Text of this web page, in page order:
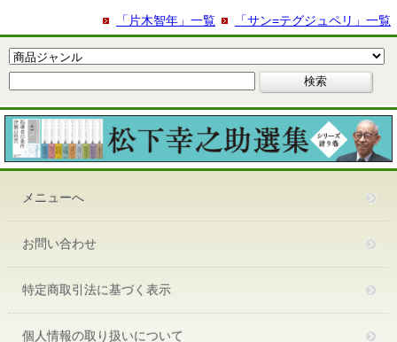
「サン=テグジュペリ」一覧
「片木智年」一覧
メニューへ
お問い合わせ
特定商取引法に基づく表示
個人情報の取り扱いについて